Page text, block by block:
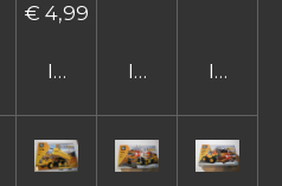
€ 4,99
In winkelwagen
In In